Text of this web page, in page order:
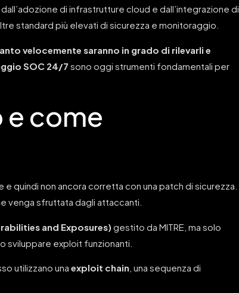
di infrastrutture cloud e dall’integrazione di
standard più elevati di sicurezza e monitoraggio.
velocemente saranno in grado di rilevarli e
SOC 24/7 sono oggi strumenti fondamentali per
come
quindi non ancora corretta con una patch di sicurezza.
venga sfruttata dagli attaccanti.
and Exposures) gestito da MITRE, ma solo
sviluppare exploit funzionanti.
utilizzano una exploit chain , una sequenza di